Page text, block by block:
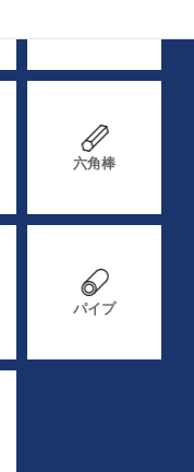
六角棒
パイプ